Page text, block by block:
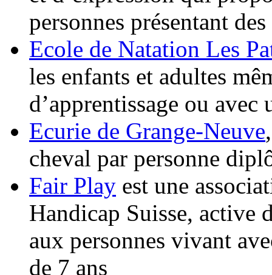
personnes présentant
Ecole de Natation Les
les enfants et adultes
d’apprentissage ou avec
Ecurie de Grange-Neuve
cheval par personne
Fair Play est une
Handicap Suisse, active
aux personnes vivant
de 7 ans